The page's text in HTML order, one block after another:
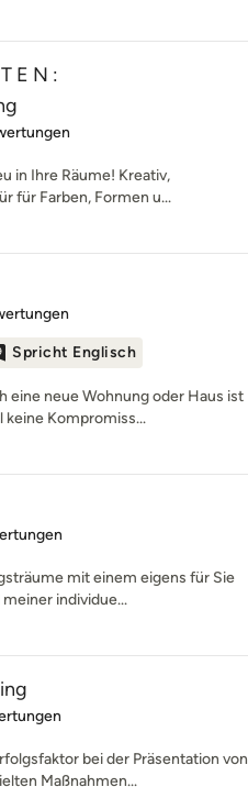
E N :
4.9 von 5 Sternen
in Ihre Räume! Kreativ,
für Farben, Formen u...
4.9 von 5 Sternen
Spricht Englisch
eine neue Wohnung oder Haus ist
keine Kompromiss...
5 von 5 Sternen
mit einem eigens für Sie
individue...
5 von 5 Sternen
bei der Präsentation von
Maßnahmen...